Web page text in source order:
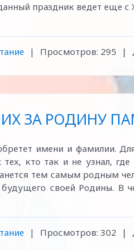
праздник ведет еще с
| Просмотров: 295 |
ЗА РОДИНУ
имени и фамилии.
тех, кто так и не узнал,
тем самым родным
своей Родины. В
| Просмотров: 302 |